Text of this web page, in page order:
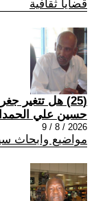
قضايا ثقافية
(25) هل تتغير جغرافية الصراع ؟
حسين علي
2026 / 8 / 9
مواضيع وابحاث